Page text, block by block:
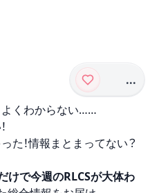
...
よくわからない……
た！情報まとまってない？
けで今週のRLCSが大体わ